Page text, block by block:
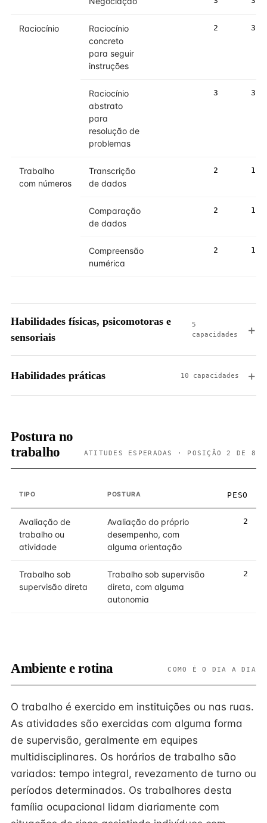
Raciocínio
Raciocínio
concreto
para seguir
instruções
2 3
Raciocínio
abstrato
para
resolução de
problemas
3 3
Trabalho
com números
Transcrição
de dados
2 1
Comparação
de dados
2 1
Compreensão
numérica
2 1
Habilidades físicas, psicomotoras e
sensoriais
5
capacidades
Habilidades práticas 10 capacidades
Postura no
trabalho
ATITUDES ESPERADAS · POSIÇÃO 2 DE 8
TIPO POSTURA PESO
Avaliação de
trabalho ou
atividade
Avaliação do próprio
desempenho, com
alguma orientação
2
Trabalho sob
supervisão direta
Trabalho sob supervisão
direta, com alguma
autonomia
2
Ambiente e rotina COMO É O DIA A DIA
O trabalho é exercido em instituições ou nas ruas.
As atividades são exercidas com alguma forma
de supervisão, geralmente em equipes
multidisciplinares. Os horários de trabalho são
variados: tempo integral, revezamento de turno ou
períodos determinados. Os trabalhores desta
família ocupacional lidam diariamente com